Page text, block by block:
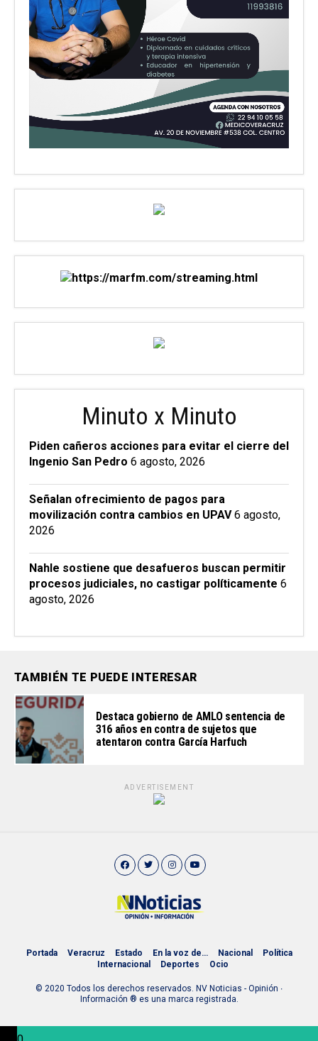
Minuto x Minuto
Piden cañeros acciones para evitar el cierre del
Ingenio San Pedro 6 agosto, 2026
Señalan ofrecimiento de pagos para
movilización contra cambios en UPAV 6 agosto,
2026
Nahle sostiene que desafueros buscan permitir
procesos judiciales, no castigar políticamente 6
agosto, 2026
TAMBIÉN TE PUEDE INTERESAR
Destaca gobierno de AMLO sentencia de
316 años en contra de sujetos que
atentaron contra García Harfuch
ADVERTISEMENT
Portada Veracruz Estado En la voz de… Nacional
Política
Internacional
Deportes Ocio
© 2020 Todos los derechos reservados. NV Noticias - Opinión ∙
Información ® es una marca registrada.